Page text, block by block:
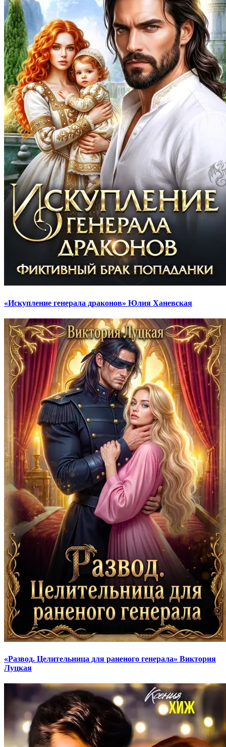
«Искупление генерала драконов» Юлия Ханевская
«Развод. Целительница для раненого генерала» Виктория
Луцкая